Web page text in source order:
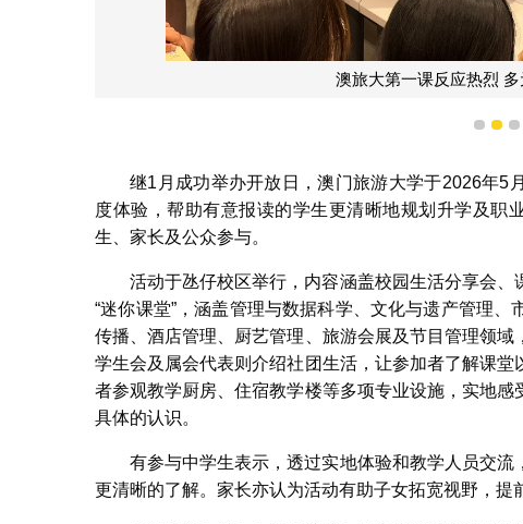
澳旅大第一课反应热烈
1 2 3
继1月成功举办开放日，澳门旅游大学于2026年5
度体验，帮助有意报读的学生更清晰地规划升学及职
生、家长及公众参与。
活动于氹仔校区举行，内容涵盖校园生活分享会
“迷你课堂”，涵盖管理与数据科学、文化与遗产管理
传播、酒店管理、厨艺管理、旅游会展及节目管理领
学生会及属会代表则介绍社团生活，让参加者了解课
者参观教学厨房、住宿教学楼等多项专业设施，实地
具体的认识。
有参与中学生表示，透过实地体验和教学人员交
更清晰的了解。家长亦认为活动有助子女拓宽视野，提